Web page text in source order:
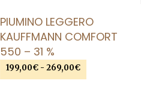
PIUMINO LEGGERO
KAUFFMANN COMFORT
550 – 31 %
199,00€ - 269,00€Fascia
di